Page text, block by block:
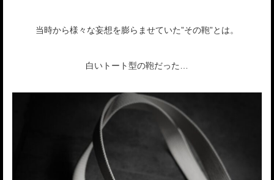
当時から様々な妄想を膨らませていた”その鞄”とは。
白いトート型の鞄だった…